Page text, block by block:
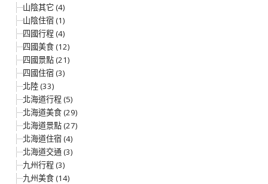
山陰其它 (4)
山陰住宿 (1)
四國行程 (4)
四國美食 (12)
四國景點 (21)
四國住宿 (3)
北陸 (33)
北海道行程 (5)
北海道美食 (29)
北海道景點 (27)
北海道住宿 (4)
北海道交通 (3)
九州行程 (3)
九州美食 (14)